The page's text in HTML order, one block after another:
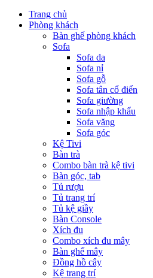
Trang chủ
Phòng khách
Bàn ghế phòng khách
Sofa
Sofa da
Sofa nỉ
Sofa gỗ
Sofa tân cổ điển
Sofa giường
Sofa nhập khẩu
Sofa văng
Sofa góc
Kệ Tivi
Bàn trà
Combo bàn trà kệ tivi
Bàn góc, tab
Tủ rượu
Tủ trang trí
Tủ kệ giầy
Bàn Console
Xích đu
Combo xích đu mây
Bàn ghế mây
Đồng hồ cây
Kệ trang trí